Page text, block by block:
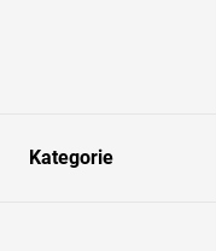
Kategorie